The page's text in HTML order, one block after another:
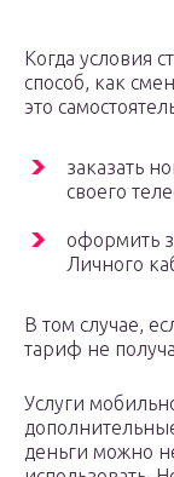
Когда условия
способ, как
это
заказать
своего
оформить
Личного
В том случае,
тариф не
Услуги
деньги можно